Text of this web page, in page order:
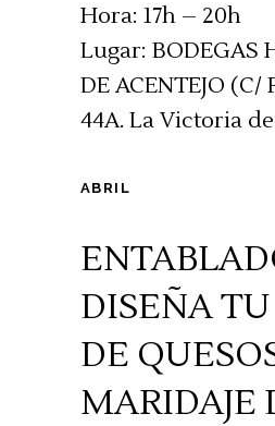
Hora: 17h – 20h
Lugar: BODEGAS
DE ACENTEJO (C/
44A. La Victoria
ABRIL
DISEÑA
DE
MARIDAJE